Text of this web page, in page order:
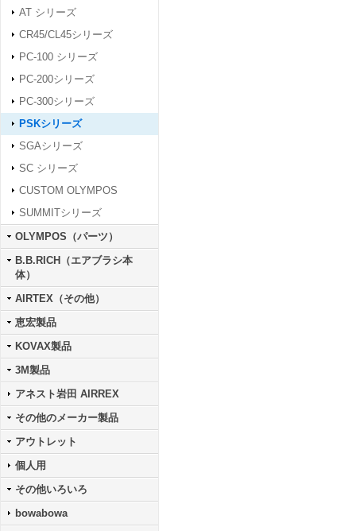
AT シリーズ
CR45/CL45シリーズ
PC-100 シリーズ
PC-200シリーズ
PC-300シリーズ
PSKシリーズ
SGAシリーズ
SC シリーズ
CUSTOM OLYMPOS
SUMMITシリーズ
OLYMPOS（パーツ）
B.B.RICH（エアブラシ本
体）
AIRTEX（その他）
恵宏製品
KOVAX製品
3M製品
アネスト岩田 AIRREX
その他のメーカー製品
アウトレット
個人用
その他いろいろ
bowabowa